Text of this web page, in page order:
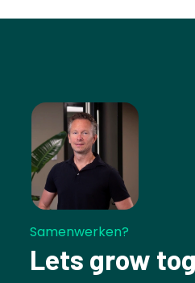
Samenwerken?
Lets grow